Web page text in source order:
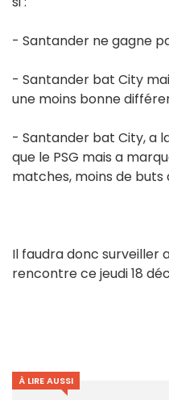
- Santander ne gagne
- Santander bat City
une moins bonne
- Santander bat City, a
que le PSG mais a
matches, moins de
Il faudra donc
rencontre ce jeudi 18
À LIRE AUSSI